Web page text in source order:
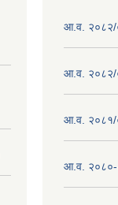
आ.व. २०८२/
आ.व. २०८२/
आ.व. २०८१/
आ.व. २०८०-